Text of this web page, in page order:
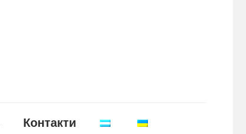
Контакти